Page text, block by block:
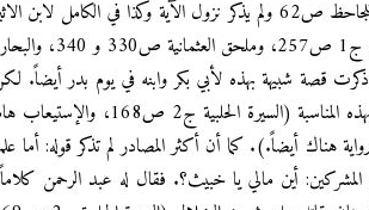
قصة شبيهة بهذه لأبي بكر وابنه في يوم بدر أيضاً.
هناك أيضاً.). كما أن أكثر المصادر لم تذكر قوله:
أين مالي يا خبيث؟. فقال له عبد الرحمن